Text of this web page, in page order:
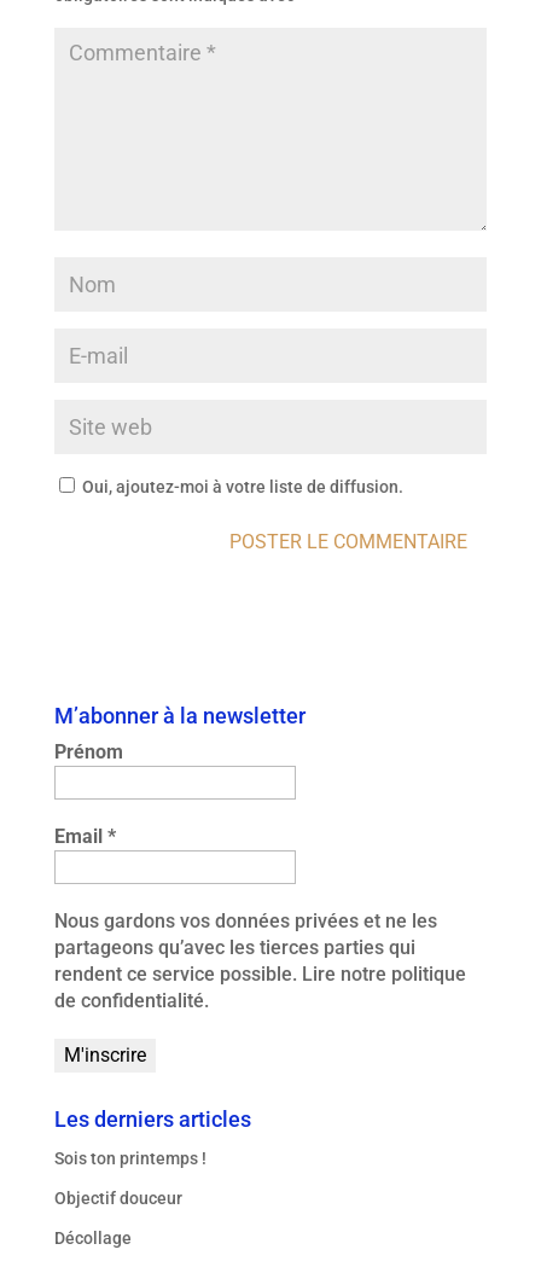
Oui, ajoutez-moi à votre liste de diffusion.
M’abonner à la newsletter
Prénom
Email *
Nous gardons vos données privées et ne les
partageons qu’avec les tierces parties qui
rendent ce service possible. Lire notre politique
de confidentialité.
Les derniers articles
Sois ton printemps !
Objectif douceur
Décollage